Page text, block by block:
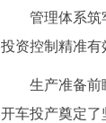
管理体系筑牢
投资控制精准有
生产准备前瞻
开车投产奠定了